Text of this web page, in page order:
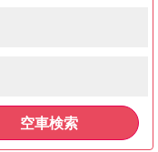
空車検索